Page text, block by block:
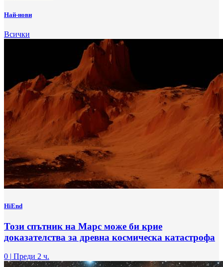
Най-нови
Всички
HiEnd
Този спътник на Марс може би крие
доказателства за древна космическа катастрофа
0 | Преди 2 ч.